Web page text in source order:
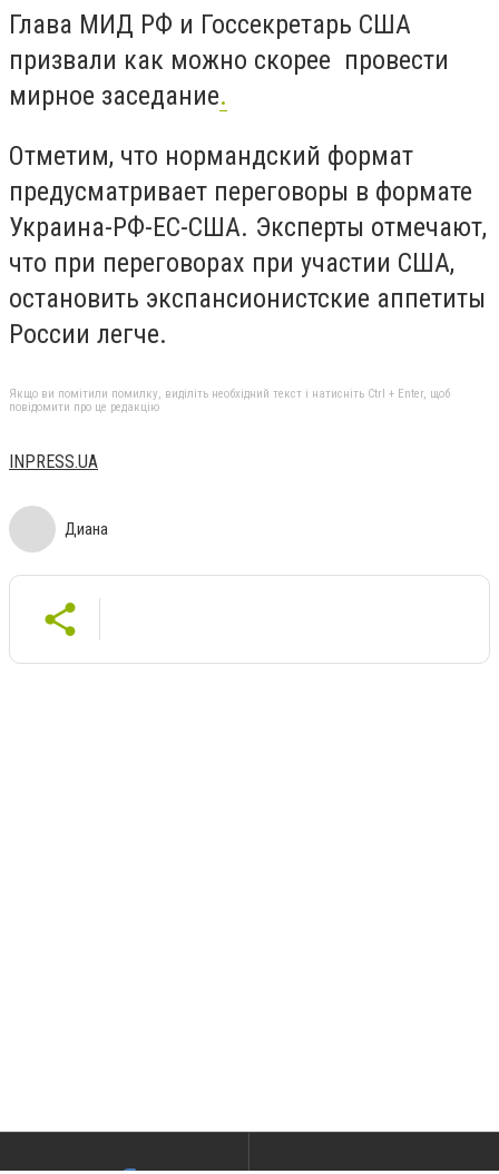
Глава МИД РФ и Госсекретарь США
призвали как можно скорее провести
мирное заседание.
Отметим, что нормандский формат
предусматривает переговоры в формате
Украина-РФ-ЕС-США. Эксперты отмечают,
что при переговорах при участии США,
остановить экспансионистские аппетиты
России легче.
Якщо ви помітили помилку, виділіть необхідний текст і натисніть Ctrl + Enter, щоб
повідомити про це редакцію
INPRESS.UA
Диана